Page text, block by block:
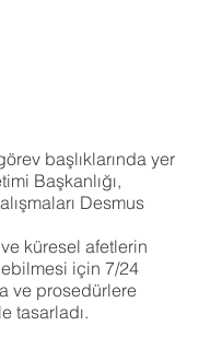
başlıklarında yer
Başkanlığı,
Desmus
küresel afetlerin
için 7/24
ve prosedürlere
tasarladı.